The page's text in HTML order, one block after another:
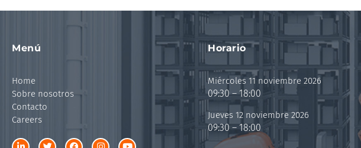
Menú
Home
Sobre nosotros
Contacto
Careers
Horario
Miércoles 11 noviembre 2026
09:30 – 18:00
Jueves 12 noviembre 2026
09:30 – 18:00